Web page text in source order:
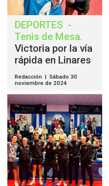
DEPORTES -
Tenis de Mesa.
Victoria por la vía
rápida en Linares
Redacción | Sábado 30
noviembre de 2024